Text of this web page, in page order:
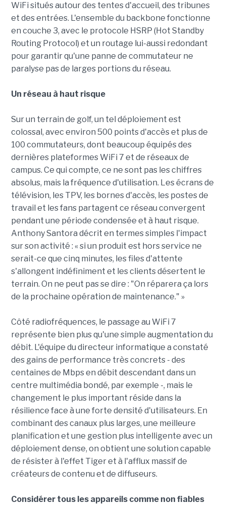
WiFi situés autour des tentes d'accueil, des tribunes
et des entrées. L'ensemble du backbone fonctionne
en couche 3, avec le protocole HSRP (Hot Standby
Routing Protocol) et un routage lui-aussi redondant
pour garantir qu'une panne de commutateur ne
paralyse pas de larges portions du réseau.
Un réseau à haut risque
Sur un terrain de golf, un tel déploiement est
colossal, avec environ 500 points d'accès et plus de
100 commutateurs, dont beaucoup équipés des
dernières plateformes WiFi 7 et de réseaux de
campus. Ce qui compte, ce ne sont pas les chiffres
absolus, mais la fréquence d'utilisation. Les écrans de
télévision, les TPV, les bornes d'accès, les postes de
travail et les fans partagent ce réseau convergent
pendant une période condensée et à haut risque.
Anthony Santora décrit en termes simples l'impact
sur son activité : « si un produit est hors service ne
serait-ce que cinq minutes, les files d'attente
s'allongent indéfiniment et les clients désertent le
terrain. On ne peut pas se dire : "On réparera ça lors
de la prochaine opération de maintenance." »
Côté radiofréquences, le passage au WiFi 7
représente bien plus qu'une simple augmentation du
débit. L'équipe du directeur informatique a constaté
des gains de performance très concrets - des
centaines de Mbps en débit descendant dans un
centre multimédia bondé, par exemple -, mais le
changement le plus important réside dans la
résilience face à une forte densité d'utilisateurs. En
combinant des canaux plus larges, une meilleure
planification et une gestion plus intelligente avec un
déploiement dense, on obtient une solution capable
de résister à l'effet Tiger et à l'afflux massif de
créateurs de contenu et de diffuseurs.
Considérer tous les appareils comme non fiables